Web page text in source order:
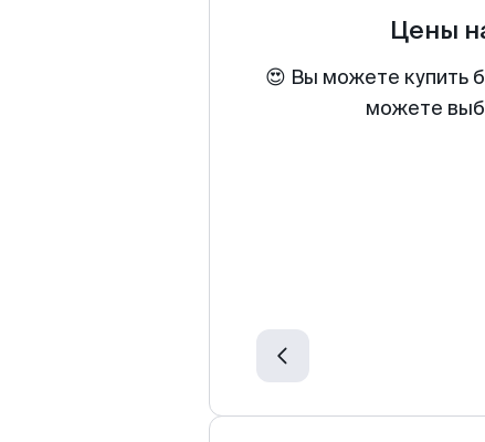
Цены
😍 Вы можете купить
можете